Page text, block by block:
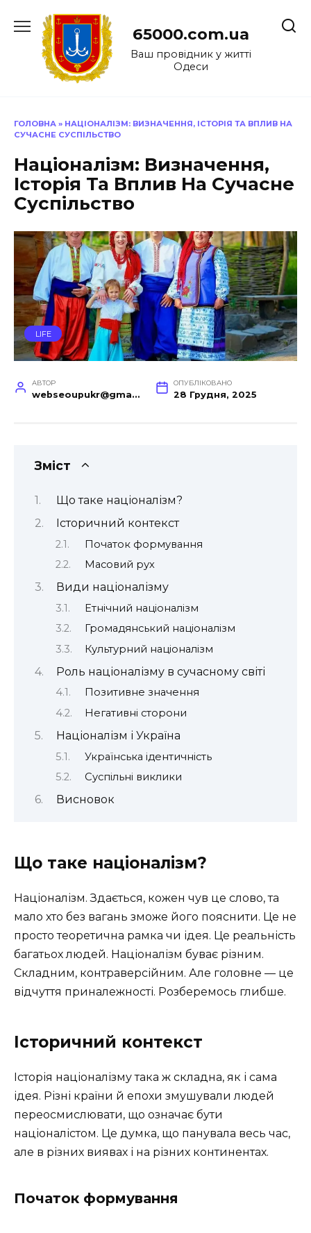
до
65000.com.ua
Ваш провідник у житті
Одеси
ГОЛОВНА » НАЦІОНАЛІЗМ: ВИЗНАЧЕННЯ, ІСТОРІЯ ТА ВПЛИВ НА
СУЧАСНЕ СУСПІЛЬСТВО
Націоналізм: Визначення,
Історія Та Вплив На Сучасне
Суспільство
LIFE
АВТОР
webseoupukr@gmail.com
ОПУБЛІКОВАНО
28 Грудня, 2025
Зміст
Що таке націоналізм?
Історичний контекст
Початок формування
Масовий рух
Види націоналізму
Етнічний націоналізм
Громадянський націоналізм
Культурний націоналізм
Роль націоналізму в сучасному світі
Позитивне значення
Негативні сторони
Націоналізм і Україна
Українська ідентичність
Суспільні виклики
Висновок
Що таке націоналізм?
Націоналізм. Здається, кожен чув це слово, та
мало хто без вагань зможе його пояснити. Це не
просто теоретична рамка чи ідея. Це реальність
багатьох людей. Націоналізм буває різним.
Складним, контраверсійним. Але головне — це
відчуття приналежності. Розберемось глибше.
Історичний контекст
Історія націоналізму така ж складна, як і сама
ідея. Різні країни й епохи змушували людей
переосмислювати, що означає бути
націоналістом. Це думка, що панувала весь час,
але в різних виявах і на різних континентах.
Початок формування